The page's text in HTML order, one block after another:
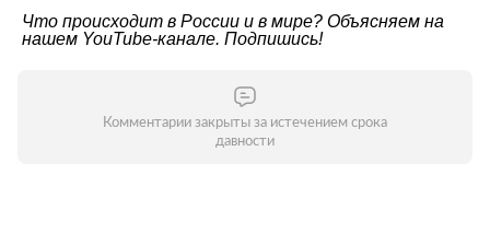
Что происходит в России и в мире? Объясняем на
нашем YouTube-канале. Подпишись!
Комментарии закрыты за истечением срока
давности